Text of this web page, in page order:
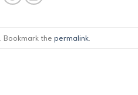
. Bookmark thepermalink